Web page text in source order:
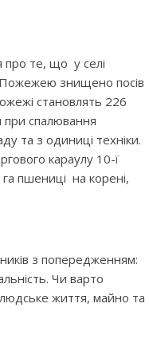
про те, що у селі
знищено посів
становлять 226
спалювання
та з одиниці техніки.
караулу 10-ї
пшениці на корені,
з попередженням:
Чи варто
життя, майно та